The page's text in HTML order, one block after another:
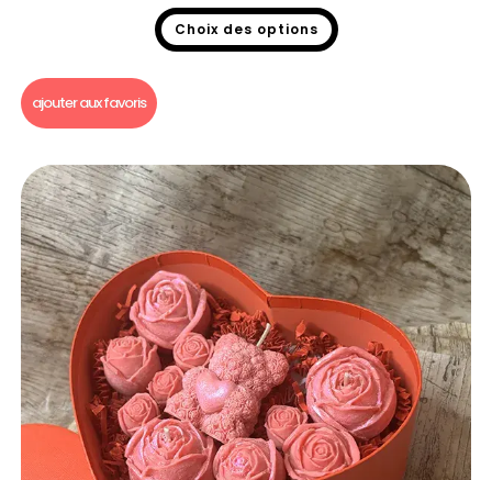
Choix des options
ajouter aux favoris